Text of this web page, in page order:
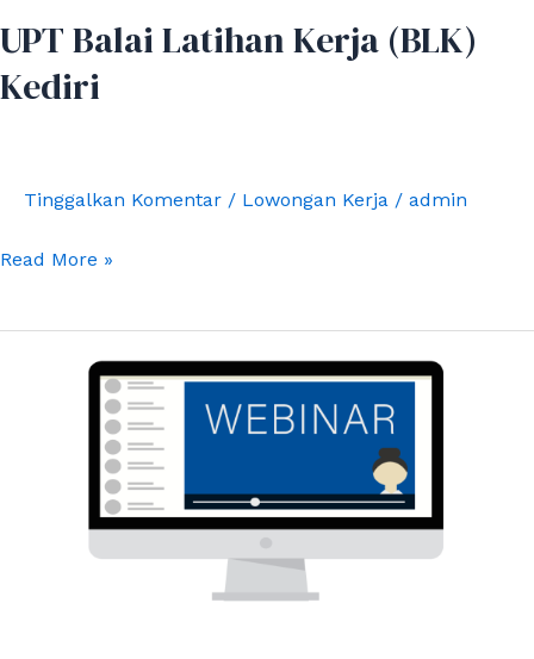
UPT Balai Latihan Kerja (BLK)
Kediri
Tinggalkan Komentar / Lowongan Kerja / admin
Read More »